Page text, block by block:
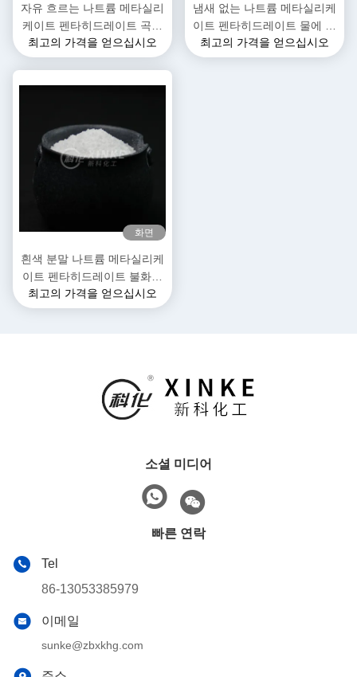
자유 흐르는 나트륨 메타실리
케이트 펜타히드레이트 곡물
흰색
최고의 가격을 얻으십시오
냄새 없는 나트륨 메타실리케
이트 펜타히드레이트 물에 녹
는 분자량 212.14 G/mol
최고의 가격을 얻으십시오
화면
흰색 분말 나트륨 메타실리케
이트 펜타히드레이트 불화성
이 없고 건조한 곳에 보관하기
에 적합하다
최고의 가격을 얻으십시오
소셜 미디어
빠른 연락
Tel
86-13053385979
이메일
sunke@zbxkhg.com